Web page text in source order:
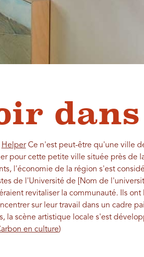
HelperCe n'est peut-être qu'une ville
pour cette petite ville située près de
l'économie de la région s'est
de l'Université de [Nom de
revitaliser la communauté. Ils
sur leur travail dans un cadre
la scène artistique locale s'est
en culture)